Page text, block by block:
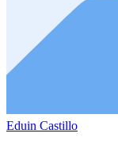
Eduin Castillo